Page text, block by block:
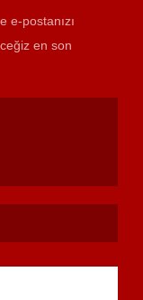
e-postanızı
son